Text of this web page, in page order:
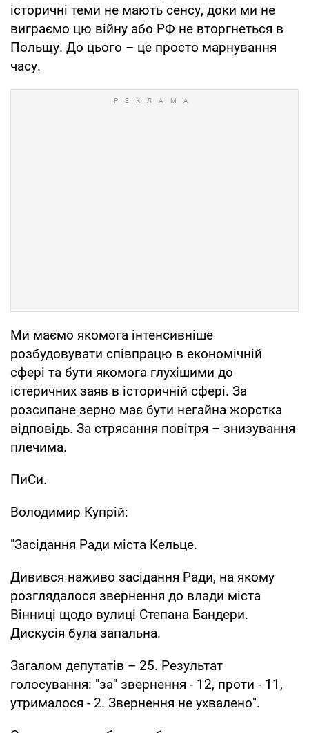
історичні теми не мають сенсу, доки ми не
виграємо цю війну або РФ не вторгнеться в
Польщу. До цього – це просто марнування
часу.
Ми маємо якомога інтенсивніше
розбудовувати співпрацю в економічній
сфері та бути якомога глухішими до
істеричних заяв в історичній сфері. За
розсипане зерно має бути негайна жорстка
відповідь. За стрясання повітря – знизування
плечима.
ПиСи.
Володимир Купрій:
"Засідання Ради міста Кельце.
Дивився наживо засідання Ради, на якому
розглядалося звернення до влади міста
Вінниці щодо вулиці Степана Бандери.
Дискусія була запальна.
Загалом депутатів – 25. Результат
голосування: "за" звернення - 12, проти - 11,
утрималося - 2. Звернення не ухвалено".